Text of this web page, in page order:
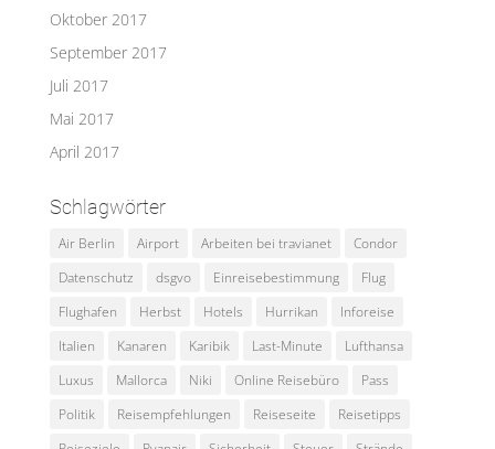
Oktober 2017
September 2017
Juli 2017
Mai 2017
April 2017
Schlagwörter
Air Berlin Airport Arbeiten bei travianet
Condor
Datenschutz
dsgvo Einreisebestimmung
Flug
Flughafen
Herbst Hotels Hurrikan
Inforeise
Italien
Kanaren Karibik Last-Minute
Lufthansa
Luxus
Mallorca Niki Online Reisebüro
Pass
Politik
Reisempfehlungen Reiseseite
Reisetipps